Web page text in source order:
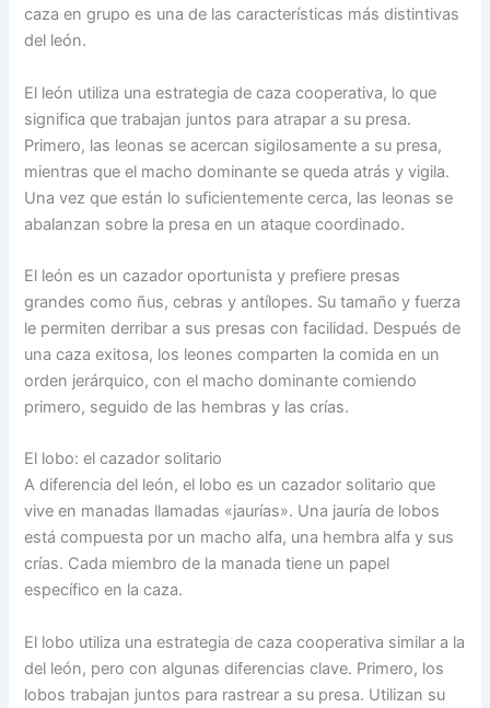
caza en grupo es una de las características más distintivas
del león.
El león utiliza una estrategia de caza cooperativa, lo que
significa que trabajan juntos para atrapar a su presa.
Primero, las leonas se acercan sigilosamente a su presa,
mientras que el macho dominante se queda atrás y vigila.
Una vez que están lo suficientemente cerca, las leonas se
abalanzan sobre la presa en un ataque coordinado.
El león es un cazador oportunista y prefiere presas
grandes como ñus, cebras y antílopes. Su tamaño y fuerza
le permiten derribar a sus presas con facilidad. Después de
una caza exitosa, los leones comparten la comida en un
orden jerárquico, con el macho dominante comiendo
primero, seguido de las hembras y las crías.
El lobo: el cazador solitario
A diferencia del león, el lobo es un cazador solitario que
vive en manadas llamadas «jaurías». Una jauría de lobos
está compuesta por un macho alfa, una hembra alfa y sus
crías. Cada miembro de la manada tiene un papel
específico en la caza.
El lobo utiliza una estrategia de caza cooperativa similar a la
del león, pero con algunas diferencias clave. Primero, los
lobos trabajan juntos para rastrear a su presa. Utilizan su